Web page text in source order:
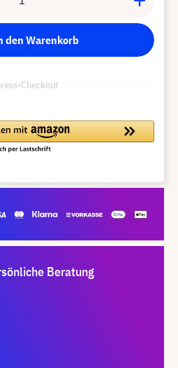
den Warenkorb
Checkout
Beratung